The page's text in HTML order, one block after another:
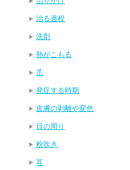
治る過程
洗剤
熱がこもる
爪
発症する時期
皮膚の剥離や変色
目の周り
粉吹き
耳